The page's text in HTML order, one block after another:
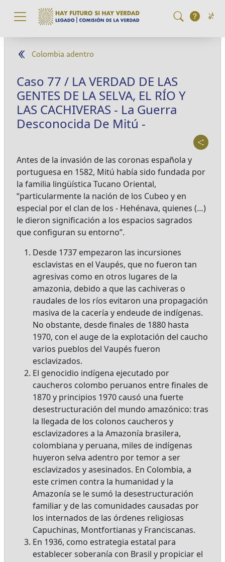
Pasar al contenido principal
Colombia adentro
Caso 77 / LA VERDAD DE LAS
GENTES DE LA SELVA, EL RÍO Y
LAS CACHIVERAS - La Guerra
Desconocida De Mitú -
Antes de la invasión de las coronas española y
portuguesa en 1582, Mitú había sido fundada por
la familia lingüística Tucano Oriental,
“particularmente la nación de los Cubeo y en
especial por el clan de los - Hehénava, quienes (…)
le dieron significación a los espacios sagrados
que configuran su entorno”.
Desde 1737 empezaron las incursiones
esclavistas en el Vaupés, que no fueron tan
agresivas como en otros lugares de la
amazonia, debido a que las cachiveras o
raudales de los ríos evitaron una propagación
masiva de la cacería y endeude de indígenas.
No obstante, desde finales de 1880 hasta
1970, con el auge de la explotación del caucho
varios pueblos del Vaupés fueron
esclavizados.
El genocidio indígena ejecutado por
caucheros colombo peruanos entre finales de
1870 y principios 1970 causó una fuerte
desestructuración del mundo amazónico: tras
la llegada de los colonos caucheros y
esclavizadores a la Amazonía brasilera,
colombiana y peruana, miles de indígenas
huyeron selva adentro por temor a ser
esclavizados y asesinados. En Colombia, a
este crimen contra la humanidad y la
Amazonía se le sumó la desestructuración
familiar y de las comunidades causadas por
los internados de las órdenes religiosas
Capuchinas, Montfortianas y Franciscanas.
En 1936, como estrategia estatal para
establecer soberanía con Brasil y propiciar el